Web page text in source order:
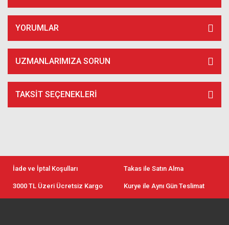
YORUMLAR
UZMANLARIMIZA SORUN
TAKSIT SEÇENEKLERI
İade ve İptal Koşulları Takas ile Satın Alma
3000 TL Üzeri Ücretsiz Kargo Kurye ile Aynı Gün Teslimat